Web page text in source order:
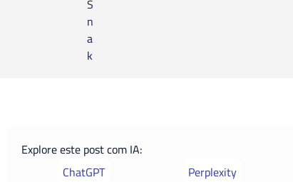
Explore este post com IA:
ChatGPT
Perplexity